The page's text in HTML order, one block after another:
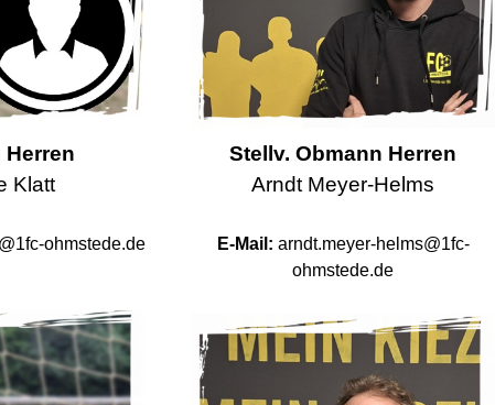
Herren
Klatt
ohmstede.de
Stellv. Obmann Herren
Arndt Meyer-Helms
E-Mail: arndt.meyer-helms@1fc-
ohmstede.de